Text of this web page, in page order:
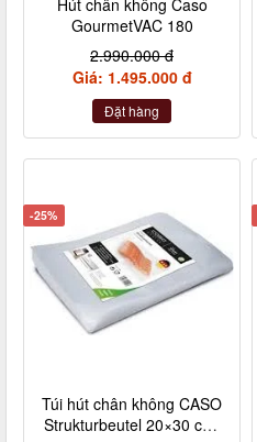
GourmetVAC 180
2.990.000 đ
Giá: 1.495.000 đ
Đặt hàng
-25%
Túi hút chân không CASO
Strukturbeutel 20×30 cm,